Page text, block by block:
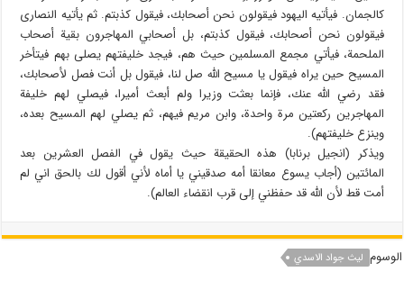
كالجمان. فيأتيه اليهود فيقولون نحن أصحابك، فيقول كذبتم. ثم يأتيه النصارى
فيقولون نحن أصحابك، فيقول كذبتم، بل أصحابي المهاجرون بقية أصحاب
الملحمة، فيأتي مجمع المسلمين حيث هم، فيجد خليفتهم يصلى بهم فيتأخر
المسيح حين يراه فيقول يا مسيح الله صل لنا، فيقول بل أنت فصل لأصحابك،
فقد رضي الله عنك، فإنما بعثت وزيرا ولم أبعث أميرا، فيصلي لهم خليفة
المهاجرين ركعتين مرة واحدة، وابن مريم فيهم، ثم يصلي لهم المسيح بعده،
وينزع خليفتهم).
ويذكر (انجيل برنابا) هذه الحقيقة حيث يقول في الفصل العشرين بعد
المائتين (أجاب يسوع معانقا أمه صدقيني يا أماه لأني أقول لك بالحق اني لم
أمت قط لأن الله قد حفظني إلى قرب انقضاء العالم).
الوسوم ليث جواد الاسدي